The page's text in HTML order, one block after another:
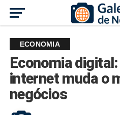
ECONOMIA
Economia
internet muda o
negócios